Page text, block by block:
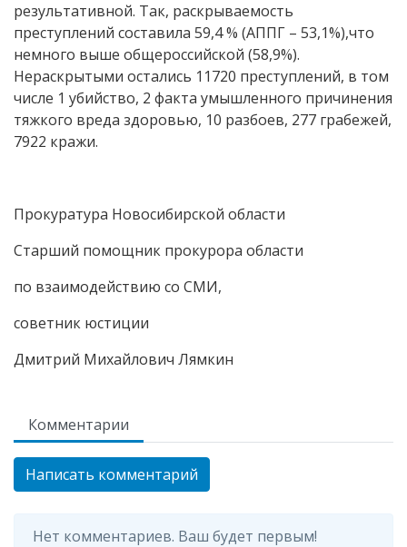
результативной. Так, раскрываемость
преступлений составила 59,4 % (АППГ – 53,1%),что
немного выше общероссийской (58,9%).
Нераскрытыми остались 11720 преступлений, в том
числе 1 убийство, 2 факта умышленного причинения
тяжкого вреда здоровью, 10 разбоев, 277 грабежей,
7922 кражи.
Прокуратура Новосибирской области
Старший помощник прокурора области
по взаимодействию со СМИ,
советник юстиции
Дмитрий Михайлович Лямкин
Комментарии
Написать комментарий
Нет комментариев. Ваш будет первым!